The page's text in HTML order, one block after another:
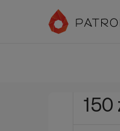
-
150